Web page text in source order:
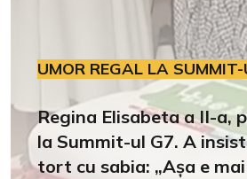
UMOR REGAL LA
Regina Elisabeta a II-a,
la Summit-ul G7. A
tort cu sabia: „Așa e